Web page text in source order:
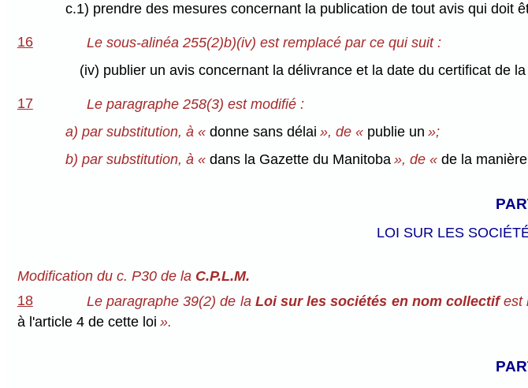
c.1) prendre des mesures concernant la publication de tout avis qui doit
16
Le sous-alinéa 255(2)b)(iv) est remplacé par ce qui suit :
(iv) publier un avis concernant la délivrance et la date du certificat de
17
Le paragraphe 258(3) est modifié :
a) par substitution, à «donne sans délai », de « publie un »;
b) par substitution, à «dans la Gazette du Manitoba », de «de la
LOI SUR LES
Modification du c. P30 de la C.P.L.M.
18
Le paragraphe 39(2) de la Loi sur les sociétés en nom collectifest
à l'article 4 de cette loi ».